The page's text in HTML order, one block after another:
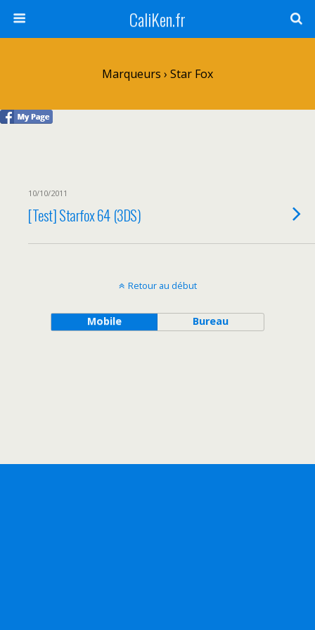
CaliKen.fr
Marqueurs › Star Fox
10/10/2011
[Test] Starfox 64 (3DS)
Retour au début
Mobile Bureau